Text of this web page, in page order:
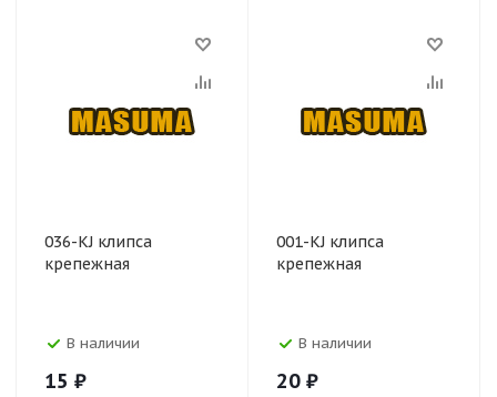
036-KJ клипса
крепежная
В наличии
15 ₽
001-KJ клипса
крепежная
В наличии
20 ₽